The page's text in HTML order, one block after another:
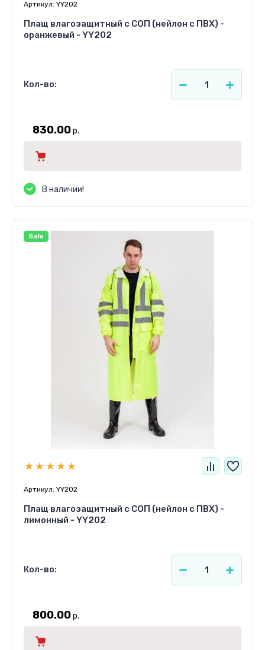
Артикул: YY202
Плащ влагозащитный с СОП (нейлон с ПВХ) -
оранжевый - YY202
Кол-во:
830.00р.
В наличии!
Sale
Артикул: YY202
Плащ влагозащитный с СОП (нейлон с ПВХ) -
лимонный - YY202
Кол-во:
800.00р.